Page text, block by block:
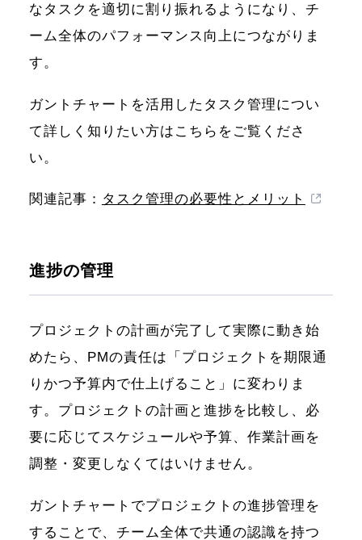
なタスクを適切に割り振れるようになり、チ
ーム全体のパフォーマンス向上につながりま
す。
ガントチャートを活用したタスク管理につい
て詳しく知りたい方はこちらをご覧くださ
い。
関連記事： タスク管理の必要性とメリット
進捗の管理
プロジェクトの計画が完了して実際に動き始
めたら、PMの責任は「プロジェクトを期限通
りかつ予算内で仕上げること」に変わりま
す。プロジェクトの計画と進捗を比較し、必
要に応じてスケジュールや予算、作業計画を
調整・変更しなくてはいけません。
ガントチャートでプロジェクトの進捗管理を
することで、チーム全体で共通の認識を持つ